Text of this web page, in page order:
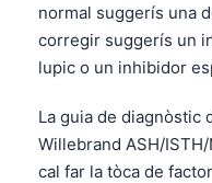
normal suggerís una
corregir suggerís un
lupic o un inhibidor
La guia de diagnòstic
Willebrand ASH/
cal far la tòca de
简体中文
فارسی
Dansk
Nederlands